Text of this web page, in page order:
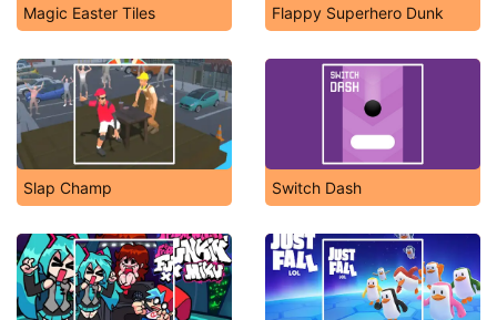
Magic Easter Tiles Flappy Superhero Dunk
Slap Champ Switch Dash